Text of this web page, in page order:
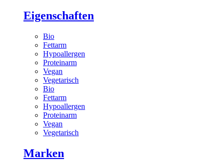
Eigenschaften
Bio
Fettarm
Hypoallergen
Proteinarm
Vegan
Vegetarisch
Bio
Fettarm
Hypoallergen
Proteinarm
Vegan
Vegetarisch
Marken